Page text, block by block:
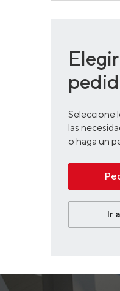
Seleccione
las
o haga un
Ir